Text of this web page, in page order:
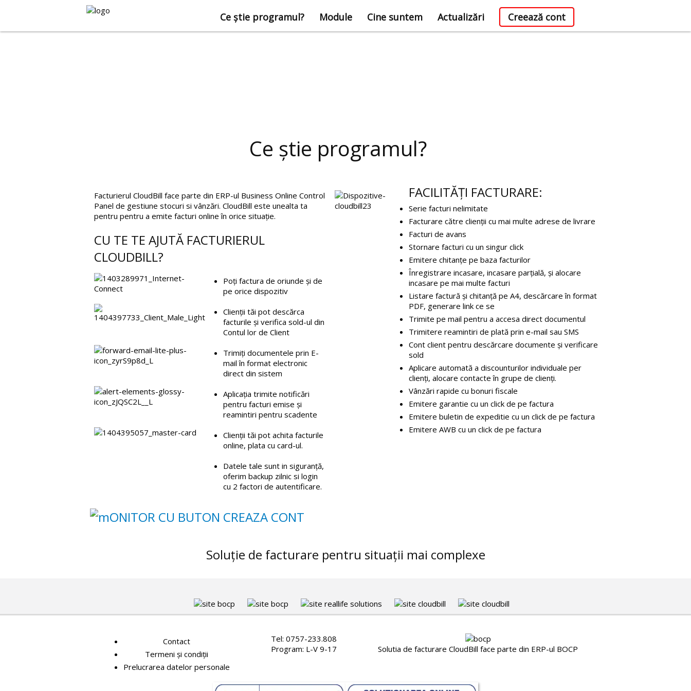
Ce știe programul? Module Cine suntem Actualizări Creează cont
Ce știe programul?
Facturierul CloudBill face parte din ERP-ul Business Online Control
Panel de gestiune stocuri si vânzări. CloudBill este unealta ta
pentru pentru a emite facturi online în orice situație.
CU TE TE AJUTĂ FACTURIERUL
CLOUDBILL?
Poți factura de oriunde și de
pe orice dispozitiv
Clienții tăi pot descărca
facturile și verifica sold-ul din
Contul lor de Client
Trimiți documentele prin E-
mail în format electronic
direct din sistem
Aplicația trimite notificări
pentru facturi emise și
reamintiri pentru scadente
Clienții tăi pot achita facturile
online, plata cu card-ul.
Datele tale sunt in siguranță,
oferim backup zilnic si login
cu 2 factori de autentificare.
FACILITĂȚI FACTURARE:
Serie facturi nelimitate
Facturare către clienții cu mai multe adrese de livrare
Facturi de avans
Stornare facturi cu un singur click
Emitere chitanțe pe baza facturilor
Înregistrare incasare, incasare parțială, și alocare
incasare pe mai multe facturi
Listare factură și chitanță pe A4, descărcare în format
PDF, generare link ce se
Trimite pe mail pentru a accesa direct documentul
Trimitere reamintiri de plată prin e-mail sau SMS
Cont client pentru descărcare documente și verificare
sold
Aplicare automată a discounturilor individuale per
clienți, alocare contacte în grupe de clienți.
Vânzări rapide cu bonuri fiscale
Emitere garantie cu un click de pe factura
Emitere buletin de expeditie cu un click de pe factura
Emitere AWB cu un click de pe factura
Soluție de facturare pentru situații mai complexe
Contact
Termeni și condiții
Prelucrarea datelor personale
Tel: 0757-233.808
Program: L-V 9-17
Solutia de facturare CloudBill face parte din ERP-ul BOCP